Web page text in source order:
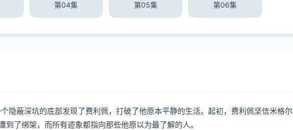
第04集 第05集 第06集
隐蔽深坑的底部发现了费利佩，打破了他原本平静的生活。起初，费利佩坚信米格
了绑架，而所有迹象都指向那些他原以为最了解的人。